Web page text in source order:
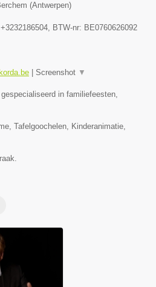
(Antwerpen)
+3232186504, BTW-nr: BE0760626092
Screenshot ▼
in familiefeesten,
Tafelgoochelen, Kinderanimatie,